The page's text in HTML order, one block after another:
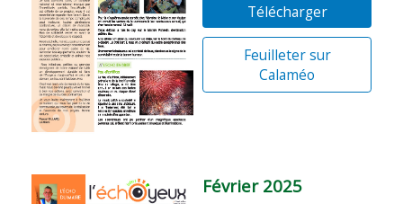
Télécharger
Feuilleter sur
Calaméo
Février 2025